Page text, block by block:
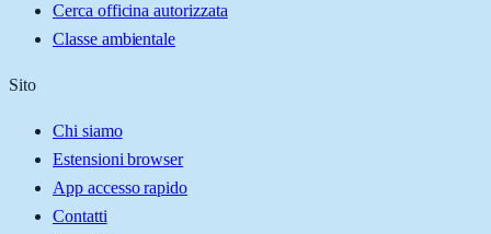
Cerca officina autorizzata
Classe ambientale
Sito
Chi siamo
Estensioni browser
App accesso rapido
Contatti